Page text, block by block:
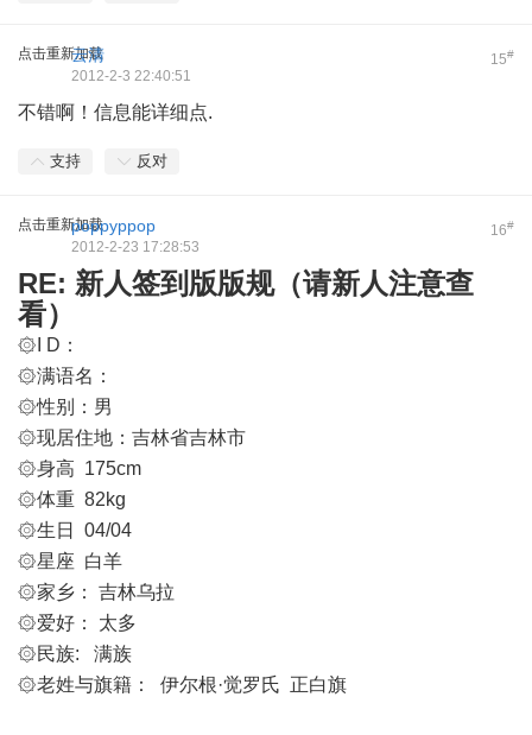
点击重新加载 15#
云清
2012-2-3 22:40:51
不错啊！信息能详细点.
支持 反对
点击重新加载 16#
poppyppop
2012-2-23 17:28:53
RE: 新人签到版版规（请新人注意查
看）
۞I D：
۞满语名：
۞性别：男
۞现居住地：吉林省吉林市
۞身高 175cm
۞体重 82kg
۞生日 04/04
۞星座 白羊
۞家乡： 吉林乌拉
۞爱好： 太多
۞民族: 满族
۞老姓与旗籍： 伊尔根·觉罗氏 正白旗